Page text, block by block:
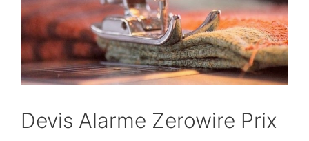
Devis Alarme Zerowire Prix